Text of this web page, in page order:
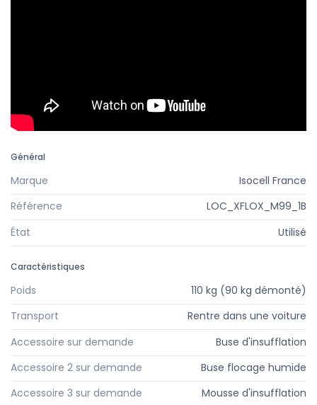
Général
Marque
Isocell France
Référence
LOC_XFLOX_M99_1B
État
Utilisé
Caractéristiques
Poids
110 kg (90 kg démonté)
Transport
Rentre dans une voiture
Accessoire sur demande
Buse d'insufflation
Accessoire 2 sur demande
Buse flocage humide
Accessoire 3 sur demande
Mousse d'insufflation